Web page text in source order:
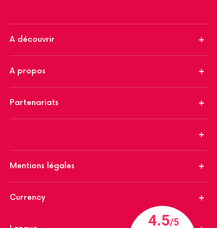
A découvrir
A propos
Partenariats
Mentions légales
Currency